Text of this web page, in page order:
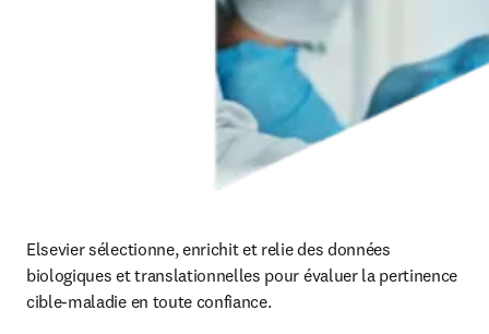
Elsevier sélectionne, enrichit et relie des données
biologiques et translationnelles pour évaluer la pertinence
cible-maladie en toute confiance.